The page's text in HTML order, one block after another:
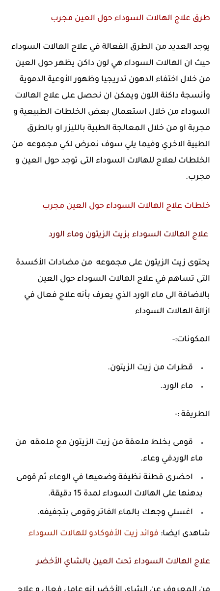
طرق علاج الهالات السوداء حول العين مجرب
يوجد العديد من الطرق الفعالة في علاج الهالات السوداء
حيث ان الهالات السوداء هي لون داكن يظهر حول العين
من خلال اختفاء الدهون تدريجيا وظهور الأوعية الدموية
وأنسجة داكنة اللون ويمكن ان نحصل على علاج الهالات
السوداء من خلال استعمال بعض الخلطات الطبيعية و
مجربة او من خلال المعالجة الطبية بالليزر او بالطرق
الطبية الاخري وفيما يلي سوف نعرض لكي مجموعه من
الخلطات لعلاج للهالات السوداء التى توجد حول العين و
مجرب.
خلطات علاج الهالات السوداء حول العين مجرب
علاج الهالات السوداء بزيت الزيتون وماء الورد
يحتوى زيت الزيتون على مجموعه من مضادات الأكسدة
التى تساهم في علاج الهالات السوداء حول العين
بالاضافة الى ماء الورد الذي يعرف بأنه علاج فعال في
ازالة الهالات السوداء
المكونات:-
قطرات من زيت الزيتون.
ماء الورد.
الطريقة :-
قومى بخلط ملعقة من زيت الزيتون مع ملعقه من
ماء الوردفي وعاء.
احضرى قطنة نظيفة وضعيها في الوعاء ثم قومى
بدهنها على الهالات السوداء لمدة 15 دقيقة.
اغسلي وجهك بالماء الفاتر وقومى بتجفيفه.
شاهدى ايضا: فوائد زيت الأفوكادو للهالات السوداء
علاج الهالات السوداء تحت العين بالشاي الأخضر